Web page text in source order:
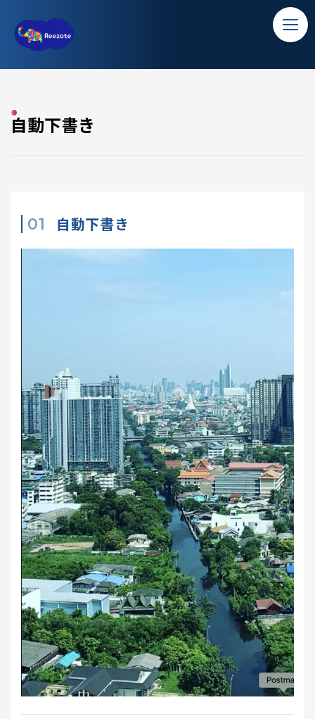
自動下書き
自動下書き